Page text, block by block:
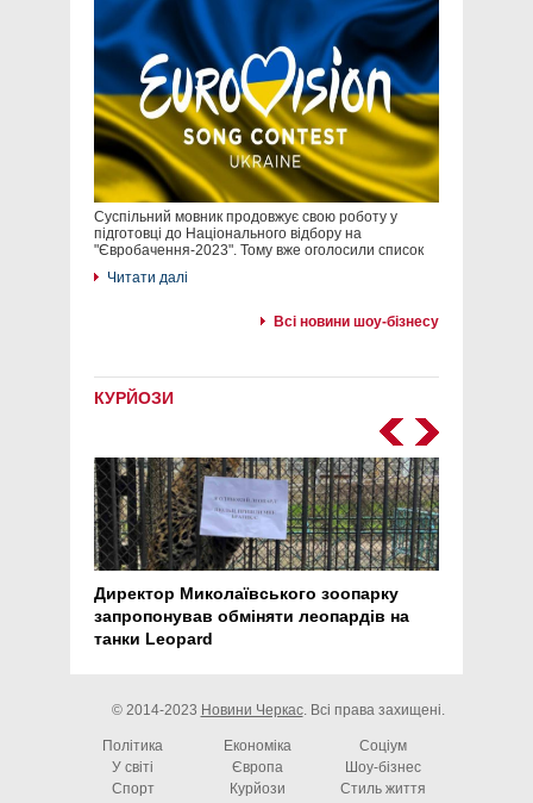
Суспільний мовник продовжує свою роботу у
підготовці до Національного відбору на
"Євробачення-2023". Тому вже оголосили список
Читати далі
Всі новини шоу-бізнесу
КУРЙОЗИ
Директор Миколаївського зоопарку
запропонував обміняти леопардів на
танки Leopard
© 2014-2023 Новини Черкас. Всі права захищені.
Політика Економіка
Соціум
У світі
Європа
Шоу-бізнес
Спорт
Курйози
Стиль життя